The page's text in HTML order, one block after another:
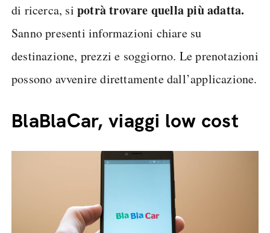
di ricerca, si potrà trovare quella più adatta.
Sanno presenti informazioni chiare su
destinazione, prezzi e soggiorno. Le prenotazioni
possono avvenire direttamente dall’applicazione.
BlaBlaCar, viaggi low cost